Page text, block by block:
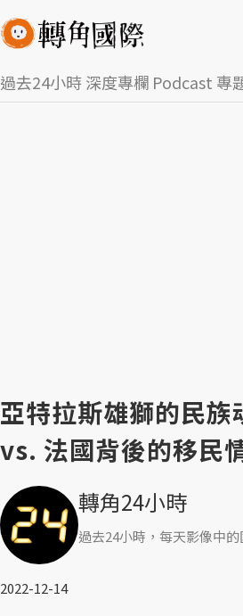
過去24小時深度專欄 Podcast 專
亞特拉斯雄獅的民族
vs. 法國背後的移民
轉角24小時
過去24小時，每天影像中的
2022-12-14